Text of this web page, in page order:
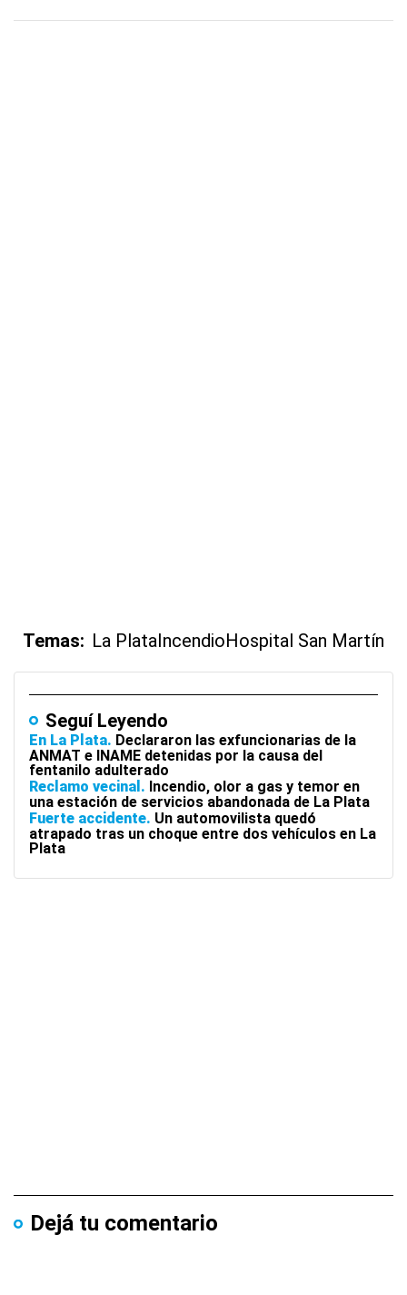
Temas: La PlataIncendioHospital San Martín
Seguí Leyendo
En La Plata Declararon las exfuncionarias de la
ANMAT e INAME detenidas por la causa del
fentanilo adulterado
Reclamo vecinal
Incendio, olor a gas y temor en
una estación de servicios abandonada de La Plata
Fuerte accidente Un automovilista quedó
atrapado tras un choque entre dos vehículos en La
Plata
Dejá tu comentario